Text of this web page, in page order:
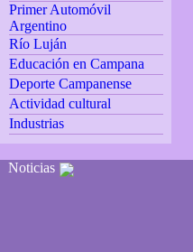
Primer Automóvil
Argentino
Río Luján
Educación en Campana
Deporte Campanense
Actividad cultural
Industrias
Noticias